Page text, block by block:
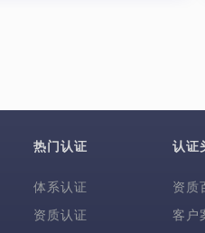
热门认证
体系认证
资质认证
认证
资质
客户